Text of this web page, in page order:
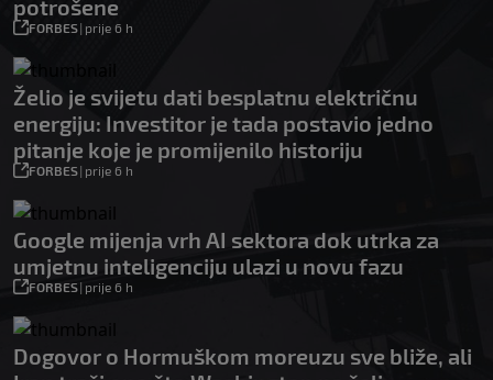
potrošene
FORBES| prije 6 h
Želio je svijetu dati besplatnu električnu
energiju: Investitor je tada postavio jedno
pitanje koje je promijenilo historiju
FORBES| prije 6 h
Google mijenja vrh AI sektora dok utrka za
umjetnu inteligenciju ulazi u novu fazu
FORBES| prije 6 h
Dogovor o Hormuškom moreuzu sve bliže, ali